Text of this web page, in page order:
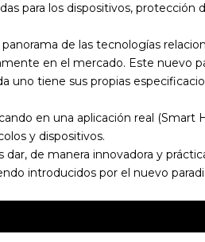
para los dispositivos, protección
de las tecnologías
en el mercado. Este nuevo
uno tiene sus propias
en una aplicación real (Smart
y dispositivos.
de manera innovadora y
introducidos por el nuevo